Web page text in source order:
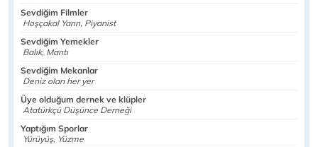
Sevdiğim Filmler
Hoşçakal Yarın, Piyanist
Sevdiğim Yemekler
Balık, Mantı
Sevdiğim Mekanlar
Deniz olan her yer
Üye olduğum dernek ve klüpler
Atatürkçü Düşünce Derneği
Yaptığım Sporlar
Yürüyüş, Yüzme